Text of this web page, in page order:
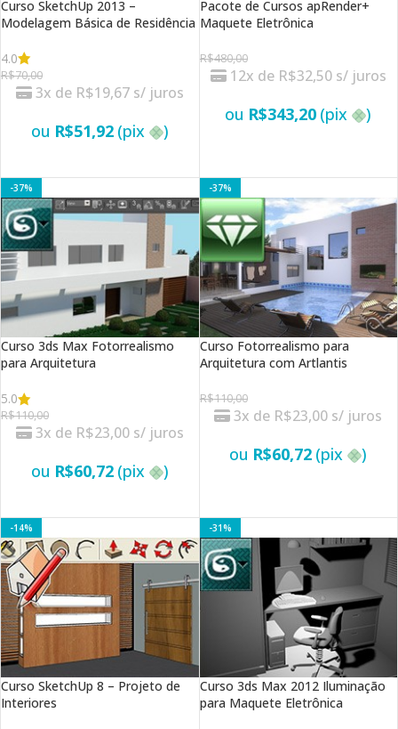
Curso SketchUp 2013 –
Modelagem Básica de Residência
4.0
R$70,00
3x de R$19,67 s/ juros
ou R$51,92 (pix )
Pacote de Cursos apRender+
Maquete Eletrônica
R$480,00
12x de R$32,50 s/ juros
ou R$343,20 (pix )
-37%
Curso 3ds Max Fotorrealismo
para Arquitetura
5.0
R$110,00
3x de R$23,00 s/ juros
ou R$60,72 (pix )
-37%
Curso Fotorrealismo para
Arquitetura com Artlantis
R$110,00
3x de R$23,00 s/ juros
ou R$60,72 (pix )
-14%
Curso SketchUp 8 – Projeto de
Interiores
-31%
Curso 3ds Max 2012 Iluminação
para Maquete Eletrônica